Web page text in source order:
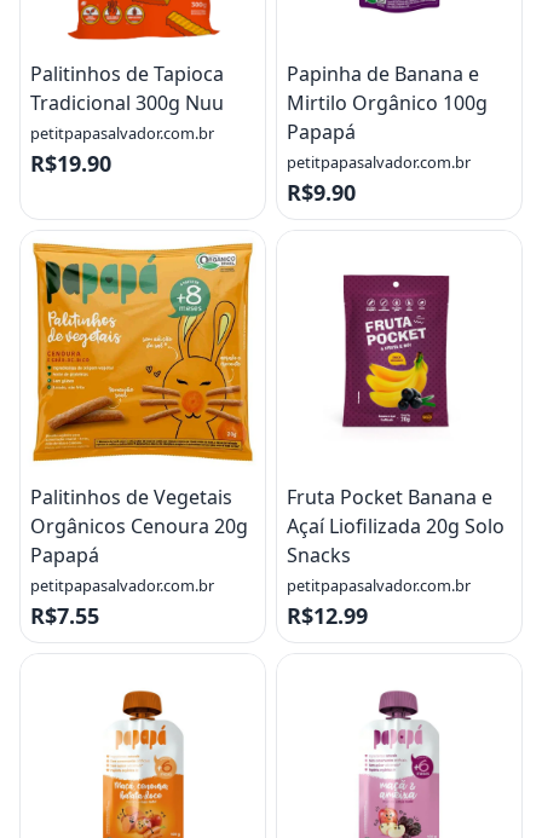
Palitinhos de Tapioca
Tradicional 300g Nuu
petitpapasalvador.com.br
R$19.90
Papinha de Banana e
Mirtilo Orgânico 100g
Papapá
petitpapasalvador.com.br
R$9.90
Palitinhos de Vegetais
Orgânicos Cenoura 20g
Papapá
petitpapasalvador.com.br
R$7.55
Fruta Pocket Banana e
Açaí Liofilizada 20g Solo
Snacks
petitpapasalvador.com.br
R$12.99